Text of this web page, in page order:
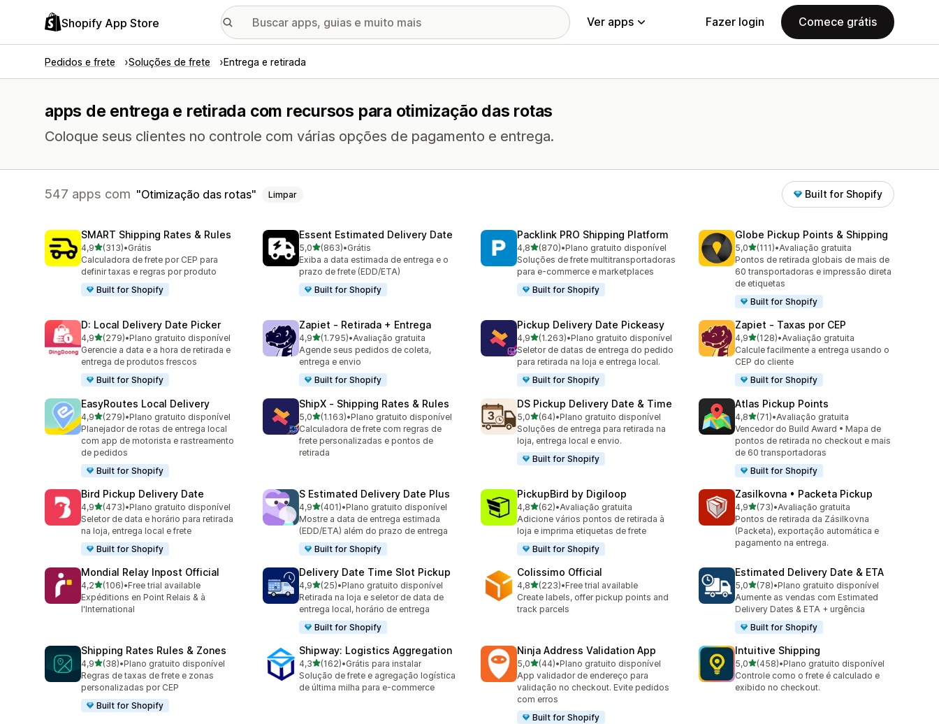
Shopify App Store Ver apps Fazer login Comece grátis
Pedidos e frete Soluções de frete Entrega e retirada
apps de entrega e retirada com recursos para otimização das rotas
Coloque seus clientes no controle com várias opções de pagamento e entrega.
547 apps com Otimização das rotas Limpar Built for Shopify
SMART Shipping Rates & Rules
4,9de 5 estrelas
(313)
313 avaliações ao todo
•Grátis
Calculadora de frete por CEP para
definir taxas e regras por produto
Built for Shopify
Essent Estimated Delivery Date
5,0de 5 estrelas
(863)
863 avaliações ao todo
•Grátis
Exiba a data estimada de entrega e o
prazo de frete (EDD/ETA)
Built for Shopify
Packlink PRO Shipping Platform
4,8de 5 estrelas
(870)
870 avaliações ao todo
•Plano gratuito disponível
Soluções de frete multitransportadoras
para e-commerce e marketplaces
Built for Shopify
Globe Pickup Points & Shipping
5,0de 5 estrelas
(111)
111 avaliações ao todo
•Avaliação gratuita
Pontos de retirada globais de mais de
60 transportadoras e impressão direta
de etiquetas
Built for Shopify
D: Local Delivery Date Picker
4,9de 5 estrelas
(279)
279 avaliações ao todo
•Plano gratuito disponível
Gerencie a data e a hora de retirada e
entrega de produtos frescos
Built for Shopify
Zapiet ‑ Retirada + Entrega
4,9de 5 estrelas
(1.795)
1795 avaliações ao todo
•Avaliação gratuita
Agende seus pedidos de coleta,
entrega e envio
Built for Shopify
Pickup Delivery Date Pickeasy
4,9de 5 estrelas
(1.263)
1263 avaliações ao todo
•Plano gratuito disponível
Seletor de datas de entrega do pedido
para retirada na loja e entrega local.
Built for Shopify
Zapiet ‑ Taxas por CEP
4,9de 5 estrelas
(128)
128 avaliações ao todo
•Avaliação gratuita
Calcule facilmente a entrega usando o
CEP do cliente
Built for Shopify
EasyRoutes Local Delivery
4,9de 5 estrelas
(279)
279 avaliações ao todo
•Plano gratuito disponível
Planejador de rotas de entrega local
com app de motorista e rastreamento
de pedidos
Built for Shopify
ShipX ‑ Shipping Rates & Rules
5,0de 5 estrelas
(1.163)
1163 avaliações ao todo
•Plano gratuito disponível
Calculadora de frete com regras de
frete personalizadas e pontos de
retirada
DS Pickup Delivery Date & Time
5,0de 5 estrelas
(64)
64 avaliações ao todo
•Plano gratuito disponível
Soluções de entrega para retirada na
loja, entrega local e envio.
Built for Shopify
Atlas Pickup Points
4,8de 5 estrelas
(71)
71 avaliações ao todo
•Avaliação gratuita
Vencedor do Build Award • Mapa de
pontos de retirada no checkout e mais
de 60 transportadoras
Built for Shopify
Bird Pickup Delivery Date
4,9de 5 estrelas
(473)
473 avaliações ao todo
•Plano gratuito disponível
Seletor de data e horário para retirada
na loja, entrega local e frete
Built for Shopify
S Estimated Delivery Date Plus
4,9de 5 estrelas
(401)
401 avaliações ao todo
•Plano gratuito disponível
Mostre a data de entrega estimada
(EDD/ETA) além do prazo de entrega
Built for Shopify
PickupBird by Digiloop
4,8de 5 estrelas
(62)
62 avaliações ao todo
•Avaliação gratuita
Adicione vários pontos de retirada à
loja e imprima etiquetas de frete
Built for Shopify
Zasilkovna • Packeta Pickup
4,9de 5 estrelas
(73)
73 avaliações ao todo
•Avaliação gratuita
Pontos de retirada da Zásilkovna
(Packeta), exportação automática e
pagamento na entrega.
Mondial Relay Inpost Official
4,2de 5 estrelas
(106)
106 avaliações ao todo
•Free trial available
Expéditions en Point Relais & à
l'International
Delivery Date Time Slot Pickup
4,9de 5 estrelas
(25)
25 avaliações ao todo
•Plano gratuito disponível
Retirada na loja e seletor de data de
entrega local, horário de entrega
Built for Shopify
Colissimo Official
4,8de 5 estrelas
(223)
223 avaliações ao todo
•Free trial available
Create labels, offer pickup points and
track parcels
Estimated Delivery Date & ETA
5,0de 5 estrelas
(78)
78 avaliações ao todo
•Plano gratuito disponível
Aumente as vendas com Estimated
Delivery Dates & ETA + urgência
Built for Shopify
Shipping Rates Rules & Zones
4,9de 5 estrelas
(38)
38 avaliações ao todo
•Plano gratuito disponível
Regras de taxas de frete e zonas
personalizadas por CEP
Built for Shopify
Shipway: Logistics Aggregation
4,3de 5 estrelas
(162)
162 avaliações ao todo
•Grátis para instalar
Solução de frete e agregação logística
de última milha para e-commerce
Ninja Address Validation App
5,0de 5 estrelas
(44)
44 avaliações ao todo
•Plano gratuito disponível
App validador de endereço para
validação no checkout. Evite pedidos
com erros
Built for Shopify
Intuitive Shipping
5,0de 5 estrelas
(458)
458 avaliações ao todo
•Plano gratuito disponível
Controle como o frete é calculado e
exibido no checkout.